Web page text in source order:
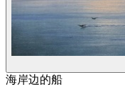
海岸边的船